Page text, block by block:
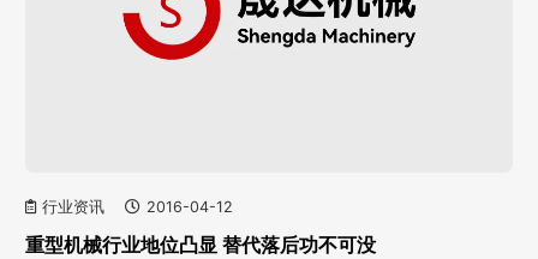
行业资讯 2016-04-12
重型机械行业地位凸显 替代落后功不可没